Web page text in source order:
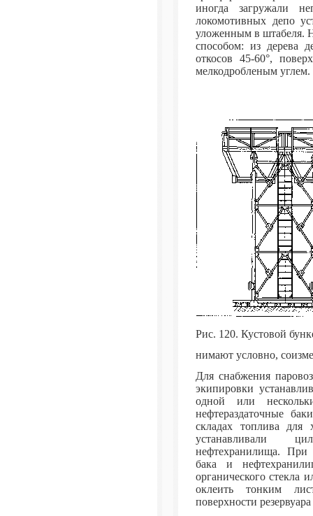
иногда загружали
локомотивных депо
уложенным в штабеля.
способом: из дерева
откосов 45-60°,
мелкодробленым углем.
Рис. 120. Кустовой
нимают условно,
Для снабжения
экипировки
одной или
нефтераздаточные
складах топлива для
устанавливали
нефтехранилища. При
бака и
органического стекла
оклеить тонким
поверхности